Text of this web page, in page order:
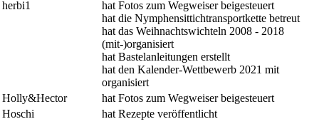
herbi1
hat Fotos zum Wegweiser beigesteuert
hat die Nymphensittichtransportkette betreut
hat das Weihnachtswichteln 2008 - 2018
(mit-)organisiert
hat Bastelanleitungen erstellt
hat den Kalender-Wettbewerb 2021 mit
organisiert
Holly&Hector
hat Fotos zum Wegweiser beigesteuert
Hoschi
hat Rezepte veröffentlicht